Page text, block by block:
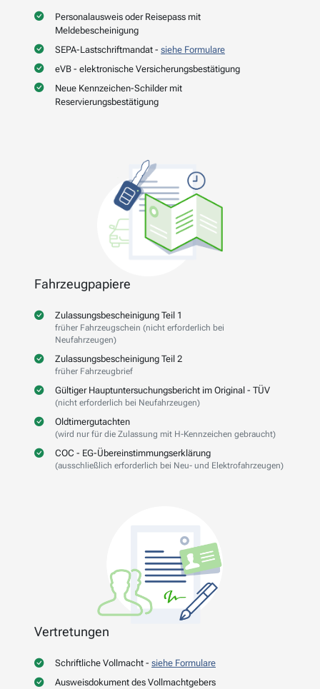
Personalausweis oder Reisepass mit
Meldebescheinigung
SEPA-Lastschriftmandat - siehe Formulare
eVB - elektronische Versicherungsbestätigung
Neue Kennzeichen-Schilder mit
Reservierungsbestätigung
Fahrzeugpapiere
Zulassungsbescheinigung Teil 1
früher Fahrzeugschein (nicht erforderlich bei
Neufahrzeugen)
Zulassungsbescheinigung Teil 2
früher Fahrzeugbrief
Gültiger Hauptuntersuchungsbericht im Original - TÜV
(nicht erforderlich bei Neufahrzeugen)
Oldtimergutachten
(wird nur für die Zulassung mit H-Kennzeichen gebraucht)
COC - EG-Übereinstimmungserklärung
(ausschließlich erforderlich bei Neu- und Elektrofahrzeugen)
Vertretungen
Schriftliche Vollmacht - siehe Formulare
Ausweisdokument des Vollmachtgebers